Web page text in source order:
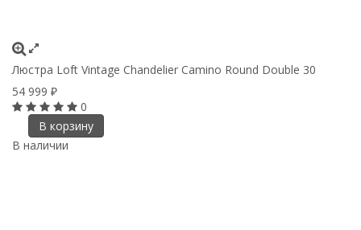
Люстра Loft Vintage Chandelier Camino Round Double 30
54 999 ₽
0
В корзину
В наличии